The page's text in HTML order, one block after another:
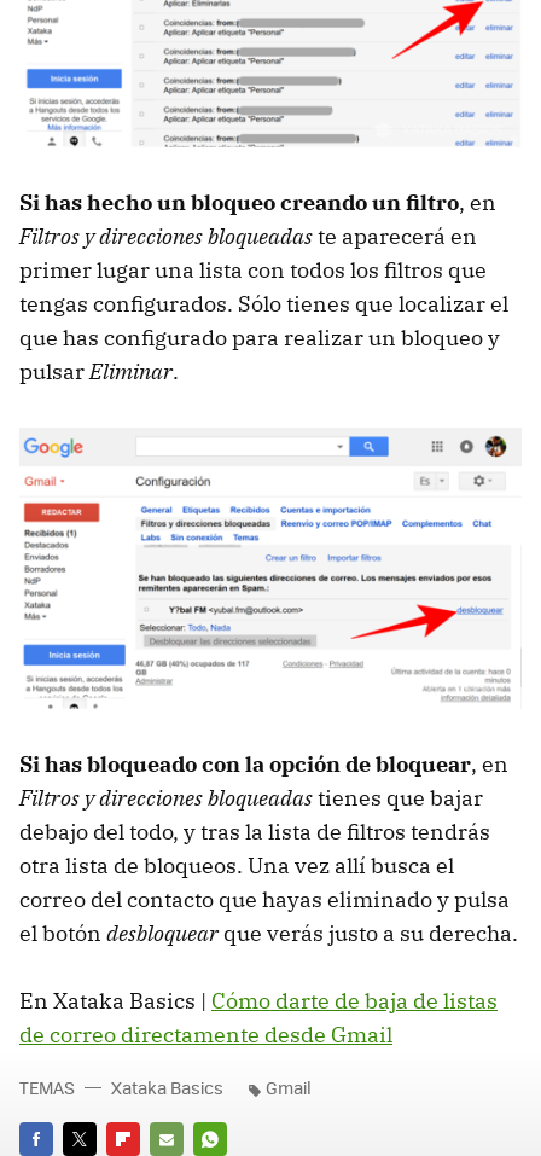
Si has hecho un bloqueo creando un filtro, en
Filtros y direcciones bloqueadaste aparecerá en
primer lugar una lista con todos los filtros que
tengas configurados. Sólo tienes que localizar el
que has configurado para realizar un bloqueo y
pulsar Eliminar.
Si has bloqueado con la opción de bloquear, en
Filtros y direcciones bloqueadastienes que bajar
debajo del todo, y tras la lista de filtros tendrás
otra lista de bloqueos. Una vez allí busca el
correo del contacto que hayas eliminado y pulsa
el botón desbloquearque verás justo a su derecha.
En Xataka Basics | Cómo darte de baja de listas
de correo directamente desde Gmail
TEMAS Xataka Basics Gmail